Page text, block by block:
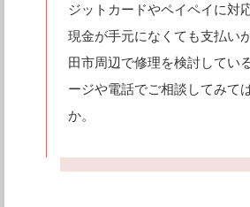
ジットカードやペイペイに対
現金が手元になくても支払い
田市周辺で修理を検討してい
ージや電話でご相談してみて
か。